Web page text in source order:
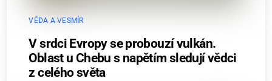
VĚDA A VESMÍR
V srdci Evropy se probouzí vulkán.
Oblast u Chebu s napětím sledují vědci
z celého světa